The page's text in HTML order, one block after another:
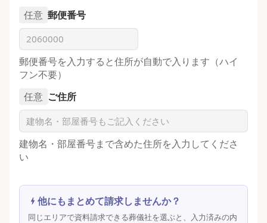
任意 郵便番号
郵便番号を入力すると住所が自動で入ります（ハイ
フン不要）
任意 ご住所
建物名・部屋番号まで含めた住所を入力してくださ
い
他にもまとめて請求しませんか？
同じエリアで資料請求できる葬儀社を選ぶと、入力済みの内